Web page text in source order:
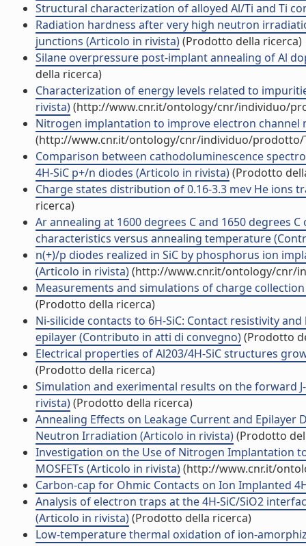
Structural characterization of alloyed Al/Ti and Ti
Radiation hardness after very high neutron
junctions (Articolo in rivista)(Prodotto della ricerca)
Silane overpressure post-implant annealing of Al
della ricerca)
Characterization of energy levels related to
rivista)(http://www.cnr.it/ontology/cnr/individuo/
Nitrogen implantation to improve electron channel
(http://www.cnr.it/ontology/cnr/individuo/prodotto/
Comparison between cathodoluminescence
4H-SiC p+/n diodes (Articolo in rivista)(Prodotto
Charge states distribution of 0.16-3.3 mev He ions
ricerca)
Ar annealing at 1600 degrees C and 1650 degrees
characteristics versus annealing temperature
n(+)/p diodes realized in SiC by phosphorus ion
(Articolo in rivista)(http://www.cnr.it/ontology/cnr/
Measurements and simulations of charge
(Prodotto della ricerca)
Ni-silicide contacts to 6H-SiC: Contact resistivity
epilayer (Contributo in atti di convegno)(Prodotto
Electrical properties of Al203/4H-SiC structures
(Prodotto della ricerca)
Simulation and exerimental results on the forward
rivista)(Prodotto della ricerca)
Annealing Effects on Leakage Current and Epilayer
Neutron Irradiation (Articolo in rivista)(Prodotto
Investigation on the Use of Nitrogen Implantation
MOSFETs (Articolo in rivista)(http://www.cnr.it/
Carbon-cap for Ohmic Contacts on Ion Implanted
Analysis of electron traps at the 4H-SiC/SiO2
(Articolo in rivista)(Prodotto della ricerca)
Low-temperature thermal oxidation of ion-